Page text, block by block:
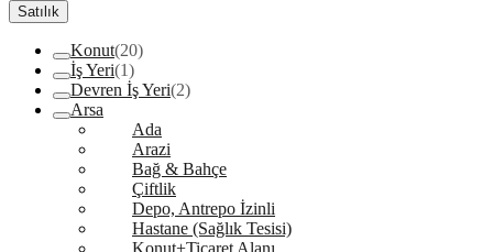
Satılık
Konut(20)
İş Yeri(1)
Devren İş Yeri(2)
Arsa
Ada
Arazi
Bağ & Bahçe
Çiftlik
Depo, Antrepo İzinli
Hastane (Sağlık Tesisi)
Konut+Ticaret Alanı